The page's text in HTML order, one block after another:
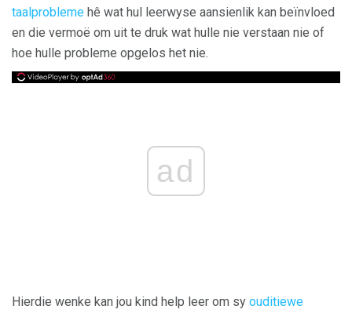
taalprobleme hê wat hul leerwyse aansienlik kan beïnvloed
en die vermoë om uit te druk wat hulle nie verstaan ​​nie of
hoe hulle probleme opgelos het nie.
ad
Hierdie wenke kan jou kind help leer om sy ouditiewe